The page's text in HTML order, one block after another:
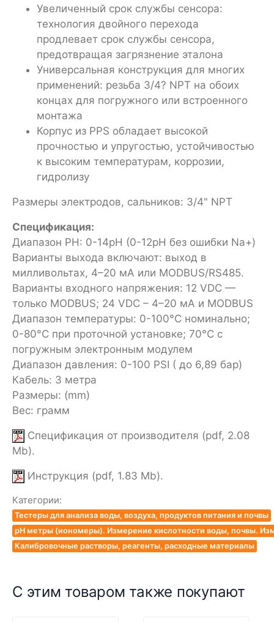
Увеличенный срок службы сенсора:
технология двойного перехода
продлевает срок службы сенсора,
предотвращая загрязнение эталона
Универсальная конструкция для многих
применений: резьба 3/4? NPT на обоих
концах для погружного или встроенного
монтажа
Корпус из PPS обладает высокой
прочностью и упругостью, устойчивостью
к высоким температурам, коррозии,
гидролизу
Размеры электродов, сальников: 3/4" NPT
Спецификация:
Диапазон PH: 0-14pH (0-12pH без ошибки Na+)
Варианты выхода включают: выход в
милливольтах, 4–20 мА или MODBUS/RS485.
Варианты входного напряжения: 12 VDC —
только MODBUS; 24 VDC – 4–20 мА и MODBUS
Диапазон температуры: 0-100°C номинально;
0-80°C при проточной установке; 70°C с
погружным электронным модулем
Диапазон давления: 0-100 PSI ( до 6,89 бар)
Кабель: 3 метра
Размеры: (mm)
Вес: грамм
Спецификация от производителя (pdf, 2.08
Mb).
Инструкция (pdf, 1.83 Mb).
Категории:
Тестеры для анализа воды, воздуха, продуктов питания и почвы
pH метры (иономеры). Измерение кислотности воды, почвы.
Калибровочные растворы, реагенты, расходные материалы
С этим товаром также покупают